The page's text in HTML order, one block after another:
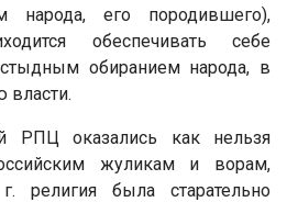
народа, его породившего),
обеспечивать себе
обиранием народа, в
власти.
РПЦ оказались как нельзя
жуликам и ворам,
религия была старательно